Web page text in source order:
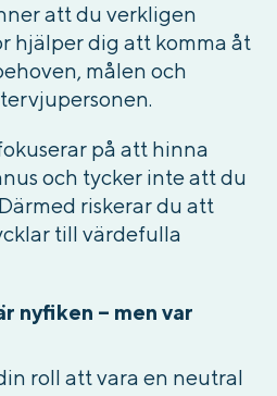
att du verkligen
hjälper dig att komma åt
målen och
på att hinna
och tycker inte att du
riskerar du att
till värdefulla
nyfiken – men var
roll att vara en neutral